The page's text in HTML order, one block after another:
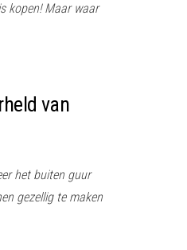
kopen! Maar waar
van
het buiten guur
gezellig te maken